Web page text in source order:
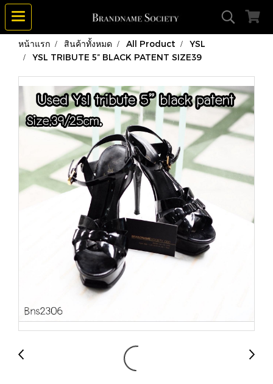
หน้าแรก สินค้าทั้งหมด All Product
YSL
YSL TRIBUTE 5” BLACK PATENT SIZE39